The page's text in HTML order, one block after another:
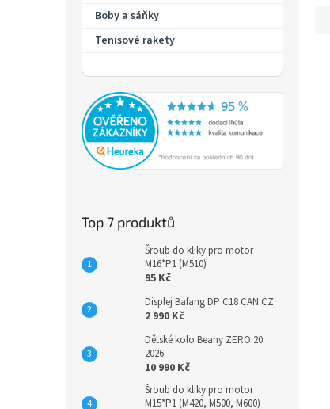
Boby a sáňky
Tenisové rakety
Top 7 produktů
Šroub do kliky pro motor
M16*P1 (M510)
95 Kč
Displej Bafang DP C18 CAN CZ
2 990 Kč
Dětské kolo Beany ZERO 20
2026
10 990 Kč
Šroub do kliky pro motor
M15*P1 (M420, M500, M600)